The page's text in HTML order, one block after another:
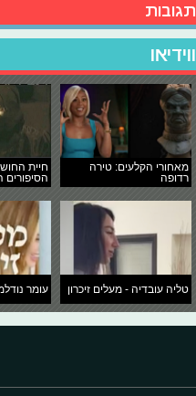
תגובות
ווידיאו
מאחורי הקלעים: טירה
רדופה
חיית
הסיפורים
טליה עובדיה - מעלים זיכרון עומר